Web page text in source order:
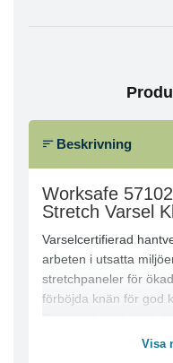
Beskrivning
Worksafe
Stretch Varsel
Varselcertifierad
arbeten i utsatta
stretchpaneler för
förböjda knän för god
smuts. VarselbyxanVisa